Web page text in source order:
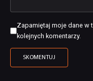
Zapamiętaj moje dane
kolejnych komentarzy.